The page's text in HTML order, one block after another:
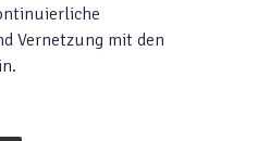
Vernetzung mit den